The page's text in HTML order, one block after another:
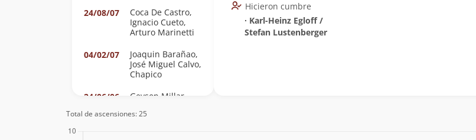
24/08/07
Coca De Castro,
Ignacio Cueto,
Arturo Marinetti
04/02/07
Joaquin Barañao,
José Miguel Calvo,
Chapico
24/06/06
Geyson Millar
25/04/03
Stefan
Hicieron cumbre
∙ Karl-Heinz Egloff /
Stefan Lustenberger
Total de ascensiones: 25